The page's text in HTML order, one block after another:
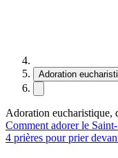
Adoration
Adoration
Comment adorer le
4 prières pour prier